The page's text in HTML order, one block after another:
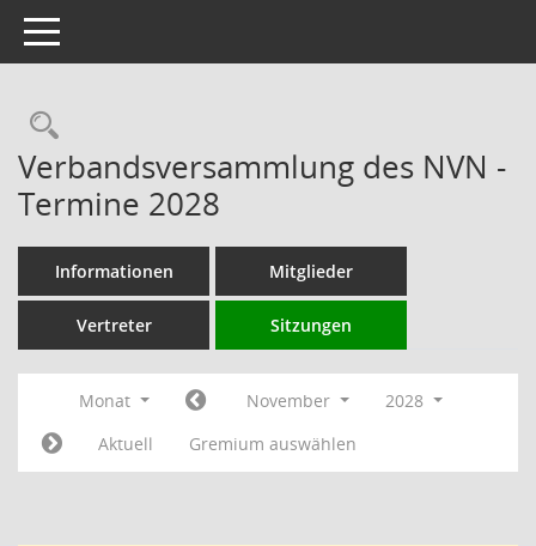
Toggle navigation
Rechercheauswahl
Verbandsversammlung des NVN -
Termine 2028
Informationen Mitglieder
Vertreter Sitzungen
Monat November
2028
Aktuell
Gremium auswählen